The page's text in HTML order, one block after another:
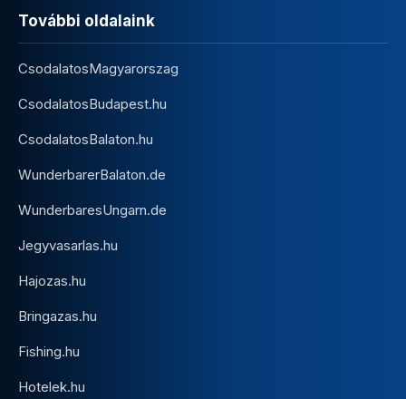
További oldalaink
CsodalatosMagyarorszag
CsodalatosBudapest.hu
CsodalatosBalaton.hu
WunderbarerBalaton.de
WunderbaresUngarn.de
Jegyvasarlas.hu
Hajozas.hu
Bringazas.hu
Fishing.hu
Hotelek.hu